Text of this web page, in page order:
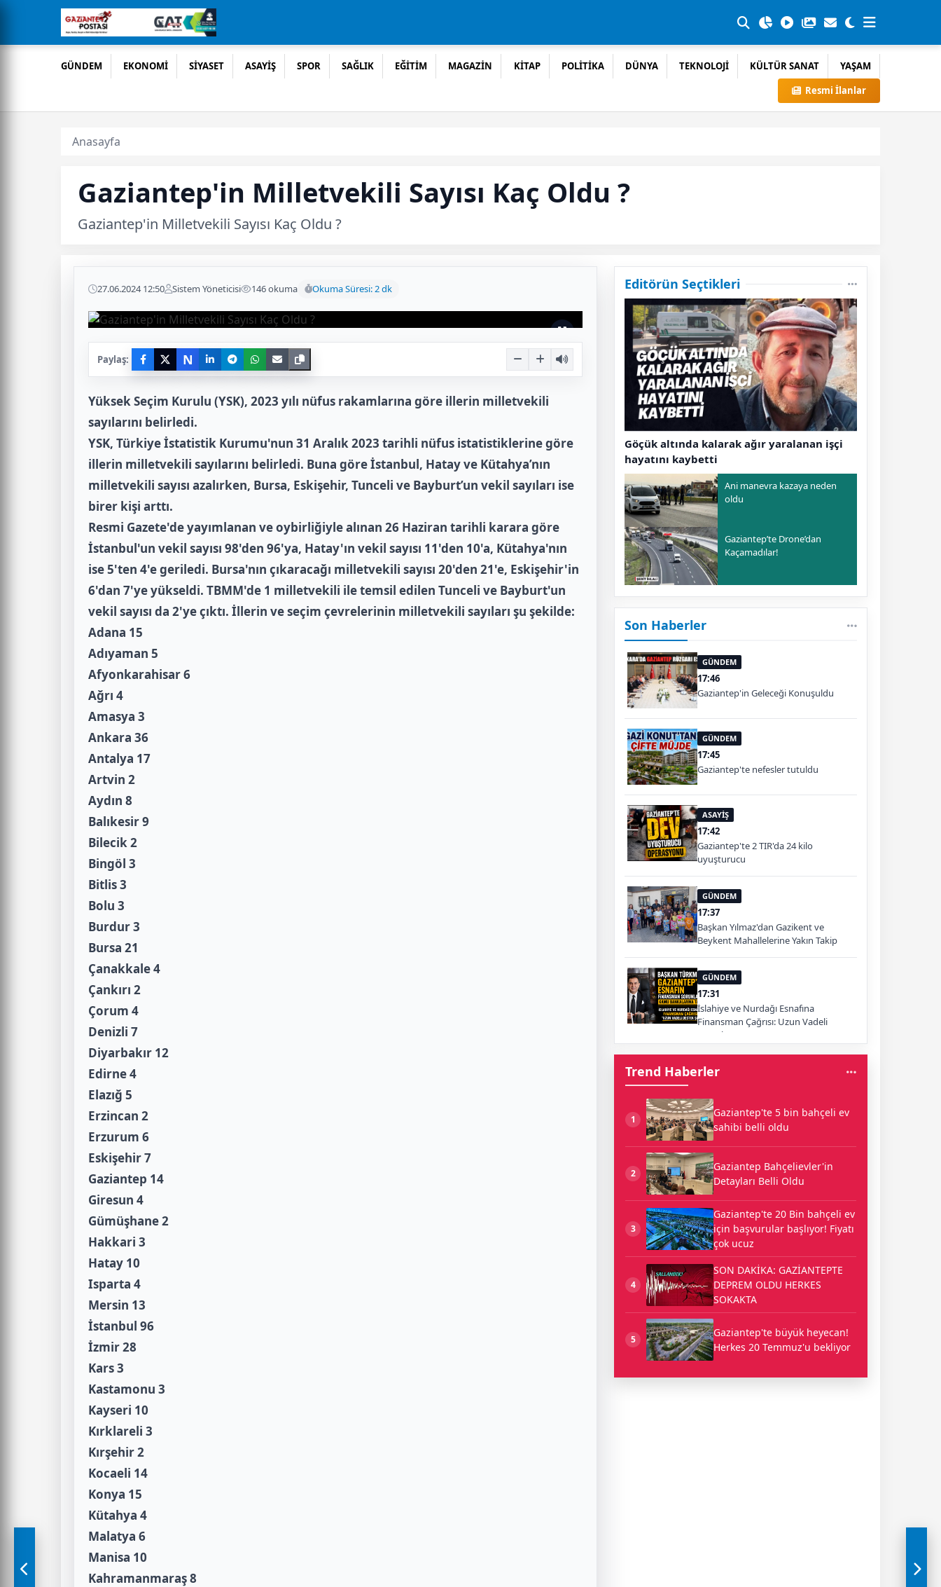
GÜNDEM EKONOMİ SİYASET ASAYİŞ SPOR SAĞLIK EĞİTİM MAGAZİN KİTAP POLİTİKA DÜNYA TEKNOLOJİ KÜLTÜR SANAT
YAŞAM
Resmi İlanlar
Anasayfa
Gaziantep'in Milletvekili Sayısı Kaç Oldu ?
Gaziantep'in Milletvekili Sayısı Kaç Oldu ?
27.06.2024 12:50 Sistem Yöneticisi 146 okuma Okuma Süresi: 2 dk
Paylaş: N
Yüksek Seçim Kurulu (YSK), 2023 yılı nüfus rakamlarına göre illerin milletvekili
sayılarını belirledi.
YSK, Türkiye İstatistik Kurumu'nun 31 Aralık 2023 tarihli nüfus istatistiklerine göre
illerin milletvekili sayılarını belirledi. Buna göre İstanbul, Hatay ve Kütahya’nın
milletvekili sayısı azalırken, Bursa, Eskişehir, Tunceli ve Bayburt’un vekil sayıları ise
birer kişi arttı.
Resmi Gazete'de yayımlanan ve oybirliğiyle alınan 26 Haziran tarihli karara göre
İstanbul'un vekil sayısı 98'den 96'ya, Hatay'ın vekil sayısı 11'den 10'a, Kütahya'nın
ise 5'ten 4'e geriledi. Bursa'nın çıkaracağı milletvekili sayısı 20'den 21'e, Eskişehir'in
6'dan 7'ye yükseldi. TBMM'de 1 milletvekili ile temsil edilen Tunceli ve Bayburt'un
vekil sayısı da 2'ye çıktı. İllerin ve seçim çevrelerinin milletvekili sayıları şu şekilde:
Adana 15
Adıyaman 5
Afyonkarahisar 6
Ağrı 4
Amasya 3
Ankara 36
Antalya 17
Artvin 2
Aydın 8
Balıkesir 9
Bilecik 2
Bingöl 3
Bitlis 3
Bolu 3
Burdur 3
Bursa 21
Çanakkale 4
Çankırı 2
Çorum 4
Denizli 7
Diyarbakır 12
Edirne 4
Elazığ 5
Erzincan 2
Erzurum 6
Eskişehir 7
Gaziantep 14
Giresun 4
Gümüşhane 2
Hakkari 3
Hatay 10
Isparta 4
Mersin 13
İstanbul 96
İzmir 28
Kars 3
Kastamonu 3
Kayseri 10
Kırklareli 3
Kırşehir 2
Kocaeli 14
Konya 15
Kütahya 4
Malatya 6
Manisa 10
Kahramanmaraş 8
Editörün Seçtikleri
Göçük altında kalarak ağır yaralanan işçi
hayatını kaybetti
Ani manevra kazaya neden
oldu
Gaziantep’te Drone’dan
Kaçamadılar!
Son Haberler
GÜNDEM
17:46
Gaziantep'in Geleceği Konuşuldu
GÜNDEM
17:45
Gaziantep'te nefesler tutuldu
ASAYİŞ
17:42
Gaziantep'te 2 TIR'da 24 kilo
uyuşturucu
GÜNDEM
17:37
Başkan Yılmaz'dan Gazikent ve
Beykent Mahallelerine Yakın Takip
GÜNDEM
17:31
İslahiye ve Nurdağı Esnafına
Finansman Çağrısı: Uzun Vadeli
Destek Şart
Trend Haberler
1
Gaziantep'te 5 bin bahçeli ev
sahibi belli oldu
2
Gaziantep Bahçelievler'in
Detayları Belli Oldu
3
Gaziantep'te 20 Bin bahçeli ev
için başvurular başlıyor! Fiyatı
çok ucuz
4
SON DAKİKA: GAZİANTEPTE
DEPREM OLDU HERKES
SOKAKTA
5
Gaziantep'te büyük heyecan!
Herkes 20 Temmuz'u bekliyor